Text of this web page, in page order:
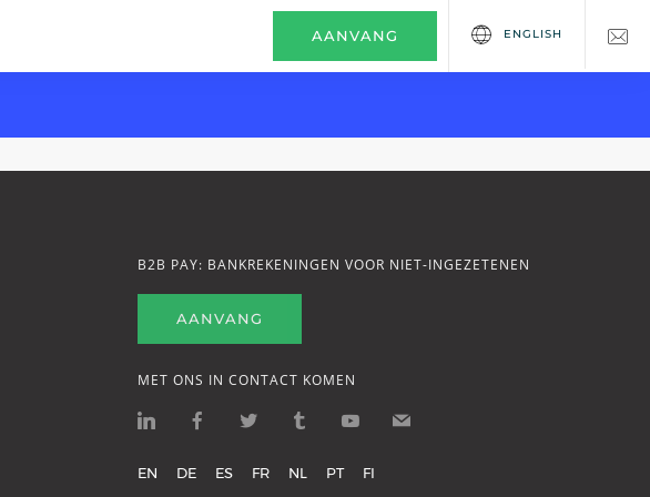
AANVANG ENGLISH
B2B PAY: BANKREKENINGEN VOOR NIET-INGEZETENEN
AANVANG
MET ONS IN CONTACT KOMEN
EN DE ES FR NL PT FI